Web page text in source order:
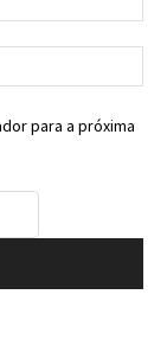
para a próxima